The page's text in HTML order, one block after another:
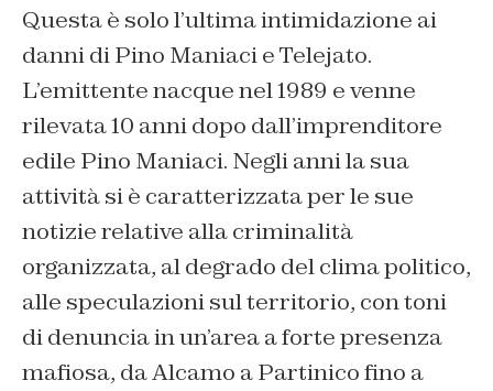
Questa è solo l’ultima intimidazione ai
danni di Pino Maniaci e Telejato.
L’emittente nacque nel 1989 e venne
rilevata 10 anni dopo dall’imprenditore
edile Pino Maniaci. Negli anni la sua
attività si è caratterizzata per le sue
notizie relative alla criminalità
organizzata, al degrado del clima politico,
alle speculazioni sul territorio, con toni
di denuncia in un’area a forte presenza
mafiosa, da Alcamo a Partinico fino a